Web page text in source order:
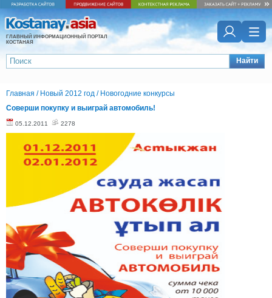
ГЛАВНЫЙ ИНФОРМАЦИОННЫЙ ПОРТАЛ
КОСТАНАЯ
Найти
Главная / Новый 2012 год / Новогодние конкурсы
Соверши покупку и выиграй автомобиль!
05.12.2011 2278